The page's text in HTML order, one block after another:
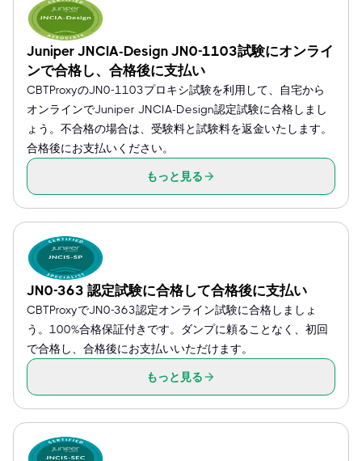
Juniper JNCIA-Design JN0-1103試験にオンライ
ンで合格し、合格後に支払い
CBTProxyのJN0-1103プロキシ試験を利用して、自宅から
オンラインでJuniper JNCIA-Design認定試験に合格しまし
ょう。不合格の場合は、受験料と試験料を返金いたします。
合格後にお支払いください。
もっと見る
JN0-363 認定試験に合格して合格後に支払い
CBTProxyでJN0-363認定オンライン試験に合格しましょ
う。100%合格保証付きです。ダンプに頼ることなく、初回
で合格し、合格後にお支払いいただけます。
もっと見る